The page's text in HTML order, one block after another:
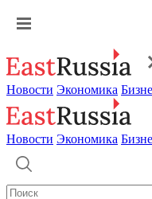
Новости Экономика
Новости Экономика